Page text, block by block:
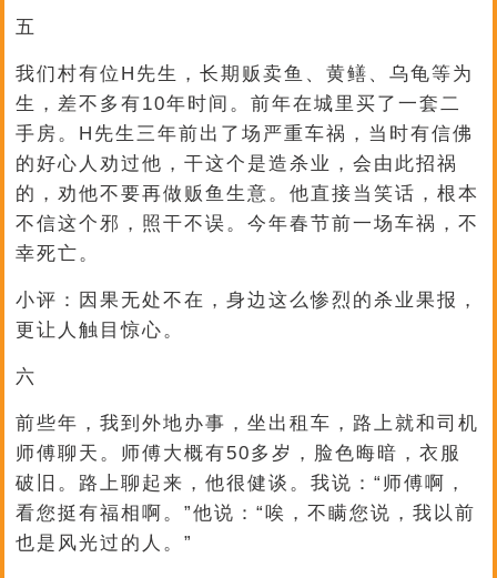
五
我们村有位H先生，长期贩卖鱼、黄鳝、乌龟等为
生，差不多有10年时间。前年在城里买了一套二
手房。H先生三年前出了场严重车祸，当时有信佛
的好心人劝过他，干这个是造杀业，会由此招祸
的，劝他不要再做贩鱼生意。他直接当笑话，根本
不信这个邪，照干不误。今年春节前一场车祸，不
幸死亡。
小评：因果无处不在，身边这么惨烈的杀业果报，
更让人触目惊心。
六
前些年，我到外地办事，坐出租车，路上就和司机
师傅聊天。师傅大概有50多岁，脸色晦暗，衣服
破旧。路上聊起来，他很健谈。我说：“师傅啊，
看您挺有福相啊。”他说：“唉，不瞒您说，我以前
也是风光过的人。”